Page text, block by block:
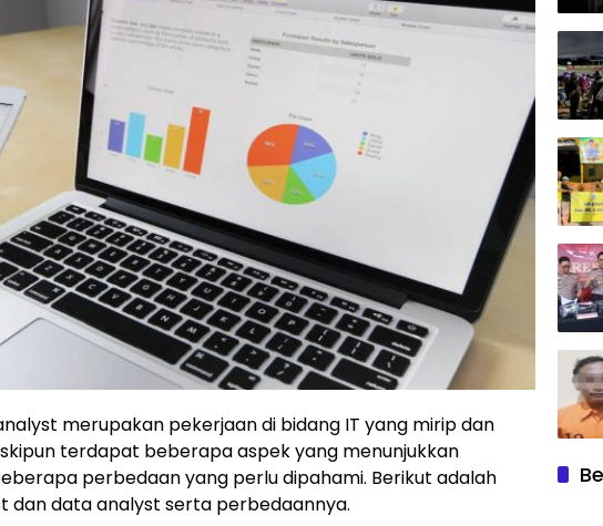
merupakan pekerjaan di bidang IT yang mirip dan
terdapat beberapa aspek yang menunjukkan
perbedaan yang perlu dipahami. Berikut adalah
dan data analyst serta perbedaannya.